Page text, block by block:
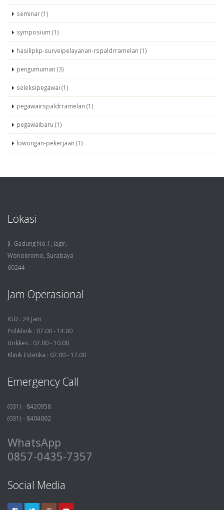
seminar (1)
symposium (1)
hasilipkp-surveipelayanan-rspaldrramelan (1)
pengumuman (3)
seleksipegawai (1)
pegawairspaldrramelan (1)
pegawaibaru (1)
lowongan-pekerjaan (1)
Lokasi
Jl. Gadung No.1, Jagir,
Wonokromo, Surabaya
60244
Jam Operasional
IGD : 24 Jam
Poliklinik : 07.00 - 14.00
Urikkes : 07.00 - 10.00
Klinik Estetika : 07.00 - 17.00
Emergency Call
(031) - 8420958
(031) - 8404062
WhatsApp
0857-0435-7357
Social Media